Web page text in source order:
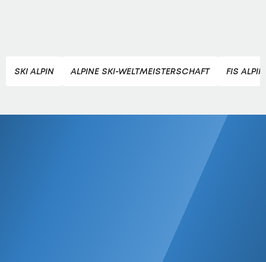
SKI ALPIN ALPINE SKI-WELTMEISTERSCHAFT FIS